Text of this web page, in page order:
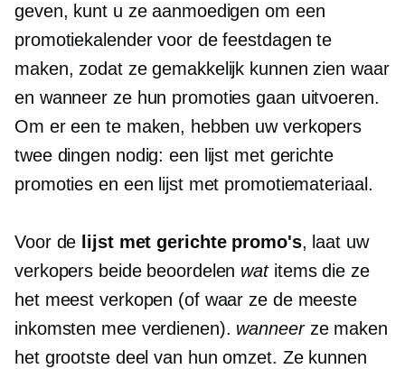
geven, kunt u ze aanmoedigen om een ​​
promotiekalender voor de feestdagen te
maken, zodat ze gemakkelijk kunnen zien waar
en wanneer ze hun promoties gaan uitvoeren.
Om er een te maken, hebben uw verkopers
twee dingen nodig: een lijst met gerichte
promoties en een lijst met promotiemateriaal.
Voor de lijst met gerichte promo's, laat uw
verkopers beide beoordelen watitems die ze
het meest verkopen (of waar ze de meeste
inkomsten mee verdienen). wanneerze maken
het grootste deel van hun omzet. Ze kunnen